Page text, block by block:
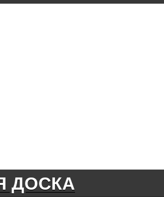
ДОСКА